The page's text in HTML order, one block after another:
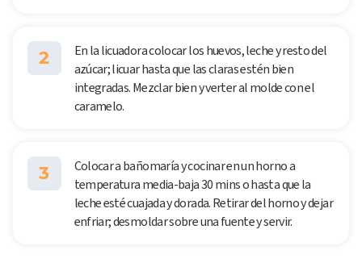
2
En la licuadora colocar los huevos, leche y resto del
azúcar; licuar hasta que las claras estén bien
integradas. Mezclar bien y verter al molde con el
caramelo.
3
Colocar a bañomaría y cocinar en un horno a
temperatura media-baja 30 mins o hasta que la
leche esté cuajada y dorada. Retirar del horno y dejar
enfriar; desmoldar sobre una fuente y servir.